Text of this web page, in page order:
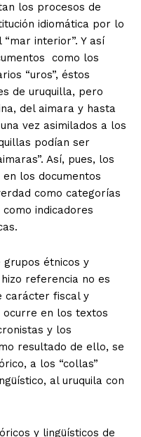
los procesos de
idiomática por lo
interior”. Y así
como los
“uros”, éstos
de uruquilla, pero
del aimara y hasta
vez asimilados a los
podían ser
Así, pues, los
los documentos
como categorías
indicadores
grupos étnicos y
referencia no es
carácter fiscal y
en los textos
y los
resultado de ello, se
a los “collas”
al uruquila con
y lingüísticos de